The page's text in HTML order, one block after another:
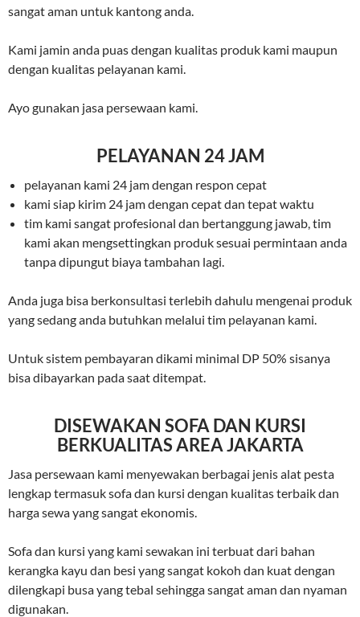
sangat aman untuk kantong anda.
Kami jamin anda puas dengan kualitas produk kami maupun
dengan kualitas pelayanan kami.
Ayo gunakan jasa persewaan kami.
PELAYANAN 24 JAM
pelayanan kami 24 jam dengan respon cepat
kami siap kirim 24 jam dengan cepat dan tepat waktu
tim kami sangat profesional dan bertanggung jawab, tim
kami akan mengsettingkan produk sesuai permintaan anda
tanpa dipungut biaya tambahan lagi.
Anda juga bisa berkonsultasi terlebih dahulu mengenai produk
yang sedang anda butuhkan melalui tim pelayanan kami.
Untuk sistem pembayaran dikami minimal DP 50% sisanya
bisa dibayarkan pada saat ditempat.
DISEWAKAN SOFA DAN KURSI
BERKUALITAS AREA JAKARTA
Jasa persewaan kami menyewakan berbagai jenis alat pesta
lengkap termasuk sofa dan kursi dengan kualitas terbaik dan
harga sewa yang sangat ekonomis.
Sofa dan kursi yang kami sewakan ini terbuat dari bahan
kerangka kayu dan besi yang sangat kokoh dan kuat dengan
dilengkapi busa yang tebal sehingga sangat aman dan nyaman
digunakan.